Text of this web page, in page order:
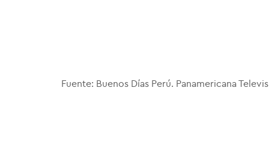
Fuente: Buenos Días Perú. Panamericana